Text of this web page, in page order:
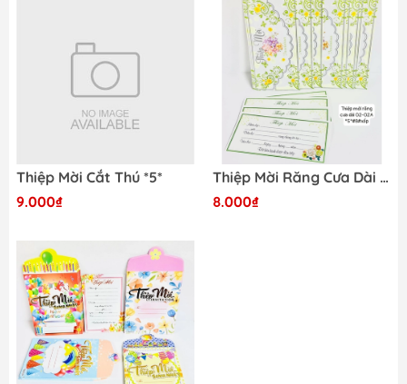
Thiệp Mời Cắt Thú *5*
9.000₫
Thiệp Mời Răng Cưa Dài 02_02A *5* (Xấp )
8.000₫